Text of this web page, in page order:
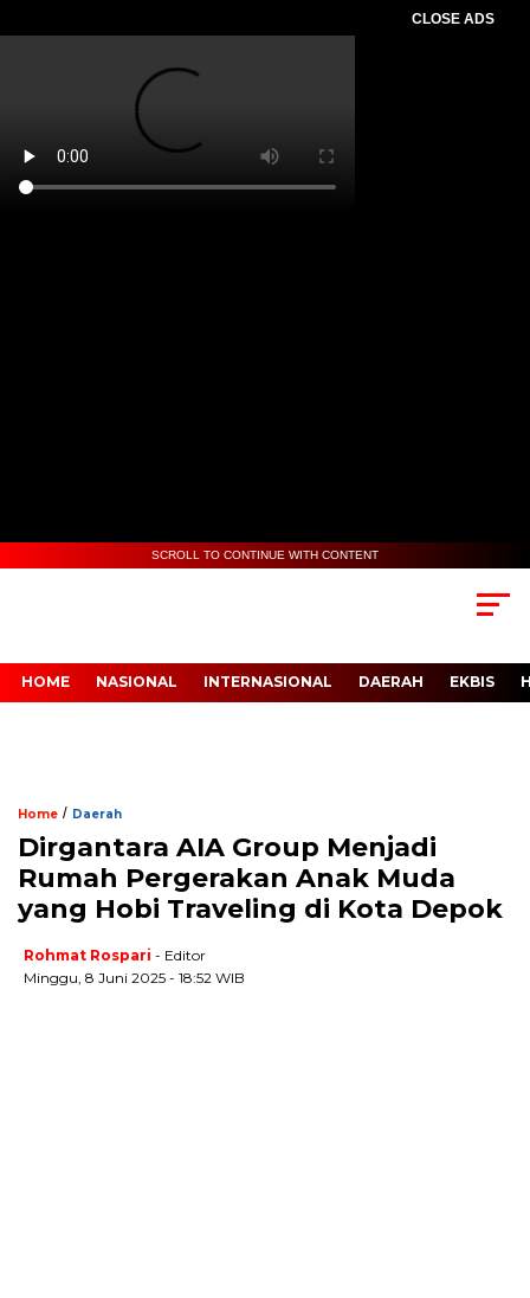
CLOSE ADS
SCROLL TO CONTINUE WITH CONTENT
HOME NASIONAL INTERNASIONAL DAERAH EKBIS
Home / Daerah
Dirgantara AIA Group Menjadi
Rumah Pergerakan Anak Muda
yang Hobi Traveling di Kota Depok
Rohmat Rospari - Editor
Minggu, 8 Juni 2025 - 18:52 WIB